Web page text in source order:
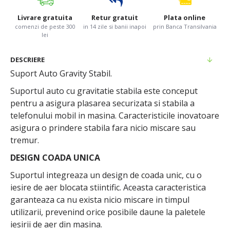
Livrare gratuita
comenzi de peste 300
lei
Retur gratuit
in 14 zile si banii inapoi
Plata online
prin Banca Transilvania
DESCRIERE
Suport Auto Gravity Stabil.
Suportul auto cu gravitatie stabila este conceput
pentru a asigura plasarea securizata si stabila a
telefonului mobil in masina. Caracteristicile inovatoare
asigura o prindere stabila fara nicio miscare sau
tremur.
DESIGN COADA UNICA
Suportul integreaza un design de coada unic, cu o
iesire de aer blocata stiintific. Aceasta caracteristica
garanteaza ca nu exista nicio miscare in timpul
utilizarii, prevenind orice posibile daune la paletele
iesirii de aer din masina.